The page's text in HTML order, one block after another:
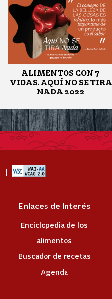
ALIMENTOS CON 7
VIDAS. AQUÍ NO SE TIRA
NADA 2022
Enlaces de Interés
Enciclopedia de los
alimentos
Buscador de recetas
Agenda